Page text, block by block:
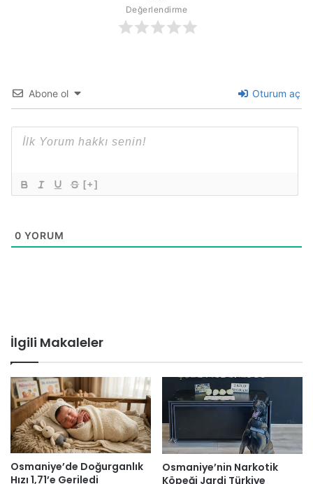
Değerlendirme
Abone ol Oturum aç
[+]
0 YORUM
İlgili Makaleler
Osmaniye’de Doğurganlık
Hızı 1,71’e Geriledi
Osmaniye’nin Narkotik
Köpeği Jardi Türkiye